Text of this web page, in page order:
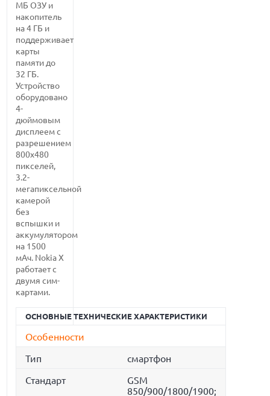
МБ ОЗУ и
накопитель
на 4 ГБ и
поддерживает
карты
памяти до
32 ГБ.
Устройство
оборудовано
4-
дюймовым
дисплеем с
разрешением
800х480
пикселей,
3.2-
мегапиксельной
камерой
без
вспышки и
аккумулятором
на 1500
мАч. Nokia X
работает с
двумя сим-
картами.
ОСНОВНЫЕ ТЕХНИЧЕСКИЕ ХАРАКТЕРИСТИКИ
Особенности
Тип
смартфон
Стандарт
GSM
850/900/1800/1900;